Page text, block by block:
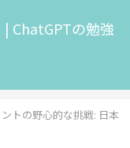
| ChatGPTの勉強
トの野心的な挑戦: 日本